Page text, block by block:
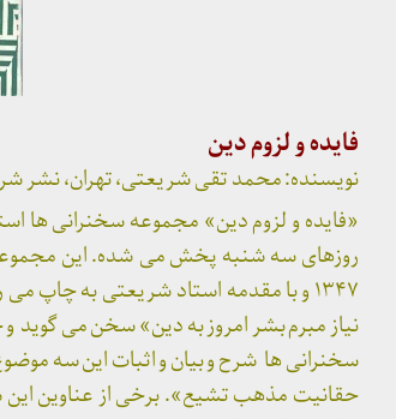
فایده و لزوم دین
نویسنده: محمد تقی شریعتی، تهران، نشر شرت سهامی
روزهای سه شنبه پخش می شده. این
۱۳۴۷ و با مقدمه استاد شریعتی به
نیاز مبرم بشر امروز به دین» سخن می
سخنرانی ها شرح و بیان و اثبات این سه
حقانیت مذهب تشیع». برخی از عناوین این